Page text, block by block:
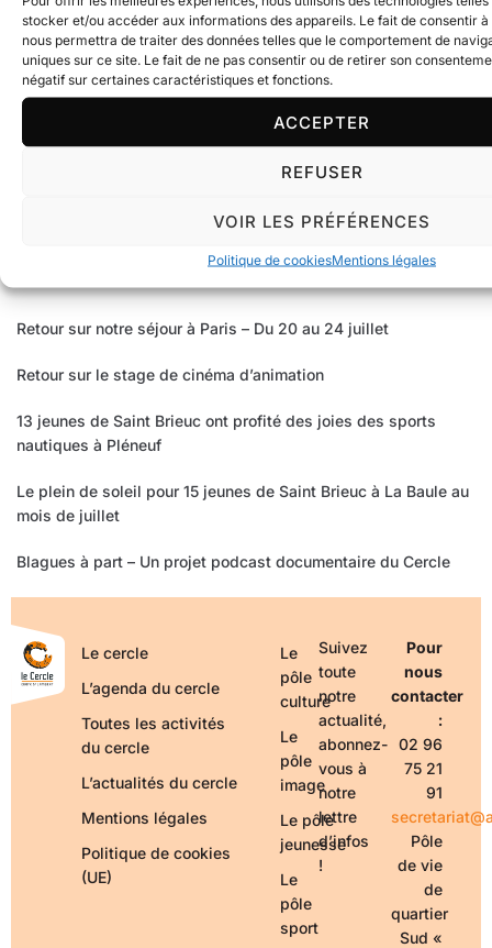
stocker et/ou accéder aux informations des appareils. Le fait de consentir
nous permettra de traiter des données telles que le comportement de
uniques sur ce site. Le fait de ne pas consentir ou de retirer son
négatif sur certaines caractéristiques et fonctions.
ACCEPTER
REFUSER
VOIR LES PRÉFÉRENCES
Politique de cookiesMentions légales
Football(43)
Infos générales(216)
Jeunesse(115)
Photos
ARTICLES RÉCENTS
Retour sur notre séjour à Paris – Du 20 au 24 juillet
Retour sur le stage de cinéma d’animation
13 jeunes de Saint Brieuc ont profité des joies des sports
nautiques à Pléneuf
Le plein de soleil pour 15 jeunes de Saint Brieuc à La Baule au
mois de juillet
Blagues à part – Un projet podcast documentaire du Cercle
Le cercle
L’agenda du cercle
Toutes les activités
du cercle
L’actualités du cercle
Mentions légales
Politique de cookies
(UE)
Le
pôle
culture
Le
pôle
image
Le pôle
jeunesse
Le
pôle
sport
Suivez
toute
notre
actualité,
abonnez-
vous à
notre
lettre
d’infos
!
Pour
nous
contacter
:
02 96
75 21
91
Pôle
de vie
de
quartier
Sud «